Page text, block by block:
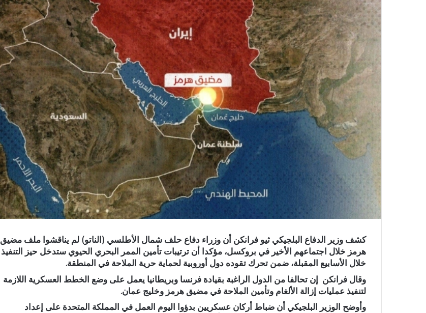
كشف وزير الدفاع البلجيكي ثيو فرانكن أن وزراء دفاع حلف شمال الأطلسي (الناتو) لم يناقشوا ملف مضيق
هرمز خلال اجتماعهم الأخير في بروكسل، مؤكدا أن ترتيبات تأمين الممر البحري الحيوي ستدخل حيز التنفيذ
خلال الأسابيع المقبلة، ضمن تحرك تقوده دول أوروبية لحماية حرية الملاحة في المنطقة.
وقال فرانكن إن تحالفا من الدول الراغبة بقيادة فرنسا وبريطانيا يعمل على وضع الخطط العسكرية اللازمة
لتنفيذ عمليات إزالة الألغام وتأمين الملاحة في مضيق هرمز وخليج عمان.
وأوضح الوزير البلجيكي أن ضباط أركان عسكريين بدؤوا اليوم العمل في المملكة المتحدة على إعداد